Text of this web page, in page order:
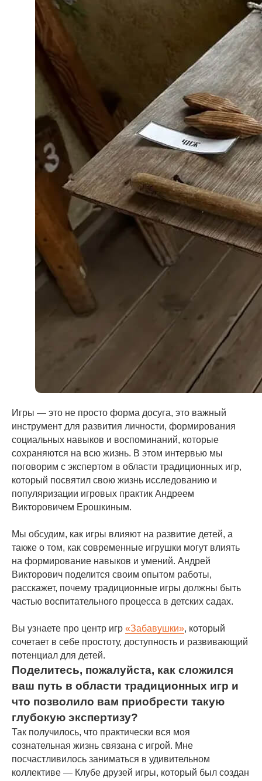
Игры — это не просто форма досуга, это важный
инструмент для развития личности, формирования
социальных навыков и воспоминаний, которые
сохраняются на всю жизнь. В этом интервью мы
поговорим с экспертом в области традиционных игр,
который посвятил свою жизнь исследованию и
популяризации игровых практик Андреем
Викторовичем Ерошкиным.
Мы обсудим, как игры влияют на развитие детей, а
также о том, как современные игрушки могут влиять
на формирование навыков и умений. Андрей
Викторович поделится своим опытом работы,
расскажет, почему традиционные игры должны быть
частью воспитательного процесса в детских садах.
Вы узнаете про центр игр «Забавушки», который
сочетает в себе простоту, доступность и развивающий
потенциал для детей.
Поделитесь, пожалуйста, как сложился
ваш путь в области традиционных игр и
что позволило вам приобрести такую
глубокую экспертизу?
Так получилось, что практически вся моя
сознательная жизнь связана с игрой. Мне
посчастливилось заниматься в удивительном
коллективе — Клубе друзей игры, который был создан